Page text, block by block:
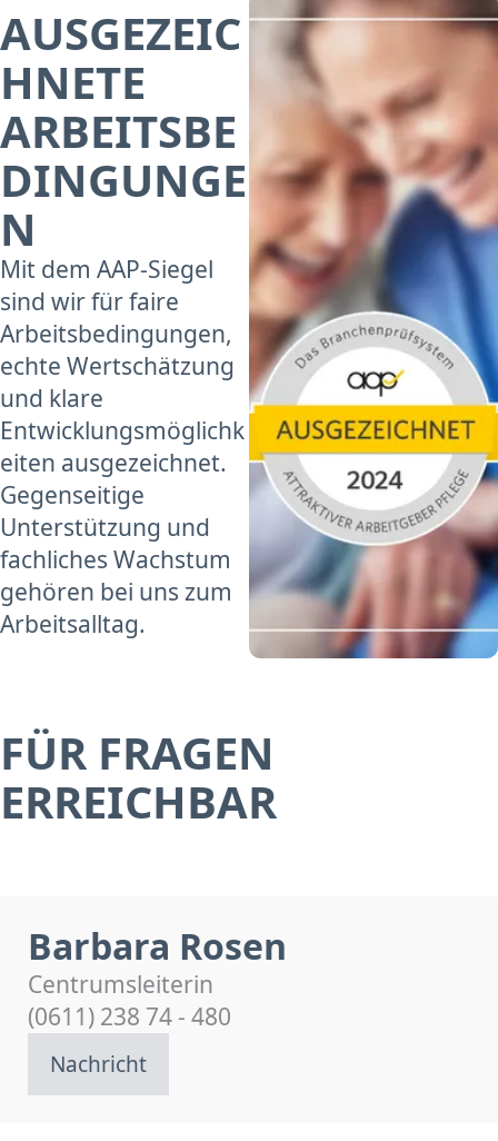
AUSGEZEIC
HNETE
ARBEITSBE
DINGUNGE
N
Mit dem AAP-Siegel
sind wir für faire
Arbeitsbedingungen,
echte Wertschätzung
und klare
Entwicklungsmöglichk
eiten ausgezeichnet.
Gegenseitige
Unterstützung und
fachliches Wachstum
gehören bei uns zum
Arbeitsalltag.
FÜR FRAGEN
ERREICHBAR
Barbara Rosen
Centrumsleiterin
(0611) 238 74 - 480
Nachricht